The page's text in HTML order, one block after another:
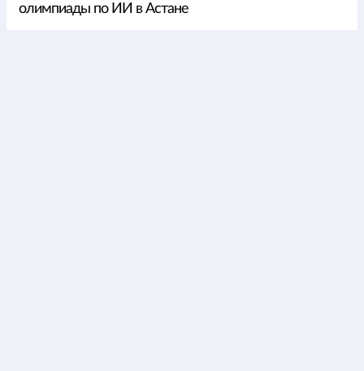
олимпиады по ИИ в Астане